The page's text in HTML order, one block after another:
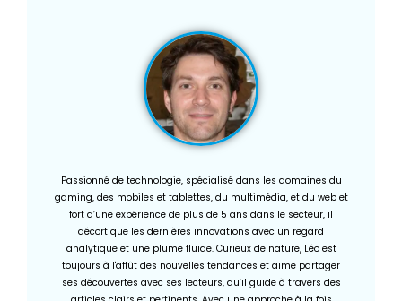
Passionné de technologie, spécialisé dans les domaines du
gaming, des mobiles et tablettes, du multimédia, et du web et
fort d’une expérience de plus de 5 ans dans le secteur, il
décortique les dernières innovations avec un regard
analytique et une plume fluide. Curieux de nature, Léo est
toujours à l'affût des nouvelles tendances et aime partager
ses découvertes avec ses lecteurs, qu’il guide à travers des